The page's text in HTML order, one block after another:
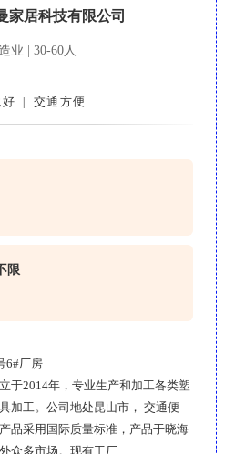
家居科技有限公司
业 | 30-60人
交通方便
限
6#厂房
于2014年，专业生产和加工各类塑
加工。公司地处昆山市， 交通便
品采用国际质量标准，产品于晓海
众多市场。现有工厂......